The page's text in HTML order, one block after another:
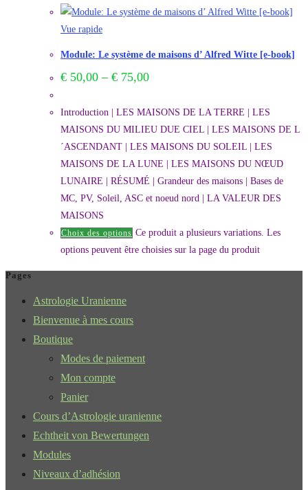
Vue rapide
Module: Le système de maisons d’ Alfred Witte [e-book]
€ 50,00 – € 75,00
Introduction | LES MAISONS DE LA TERRE | LES
MAISONS DU MILIEU DUE CIEL | LES MAISONS DE L
´ASCENDANT | LES MAISONS DU SOLEIL | LES
MAISONS DE LA LUNE | LES MAISONS DU NŒUD
LUNAIRE | RÉSUMÉ | Grandeur des maisons | Bases de
MC, PV, Soleil, ASC et noeud nord | LA VALEUR DES
MAISONS
Choix des options Ce produit a plusieurs variations. Les
options peuvent être choisies sur la page du produit
Pages
Astrologie Uranienne
Bienvenue à mes cours
Boutique
Modes de paiement
Mon compte
Panier
Cours d’Astrologie uranienne
Echtheit von Bewertungen
Modules
Niveaux d’adhésion